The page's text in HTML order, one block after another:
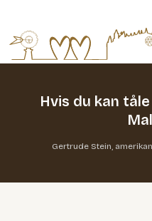
Hvis du kan
Gertrude Stein,